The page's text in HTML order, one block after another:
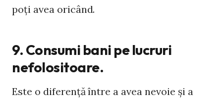
poţi avea oricând.
9. Consumi bani pe lucruri
nefolositoare.
Este o diferenţă între a avea nevoie şi a